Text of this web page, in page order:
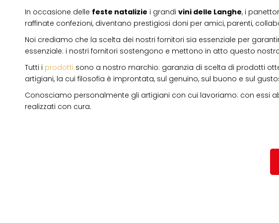
In occasione delle feste natalizie i grandi vini delle Langhe, i
raffinate confezioni, diventano prestigiosi doni per amici, parenti,
Noi crediamo che la scelta dei nostri fornitori sia essenziale per
essenziale: i nostri fornitori sostengono e mettono in atto questo
Tutti i prodotti sono a nostro marchio: garanzia di scelta di prodotti
artigiani, la cui filosofia è improntata, sul genuino, sul buono e sul
Conosciamo personalmente gli artigiani con cui lavoriamo: con essi
realizzati con cura.